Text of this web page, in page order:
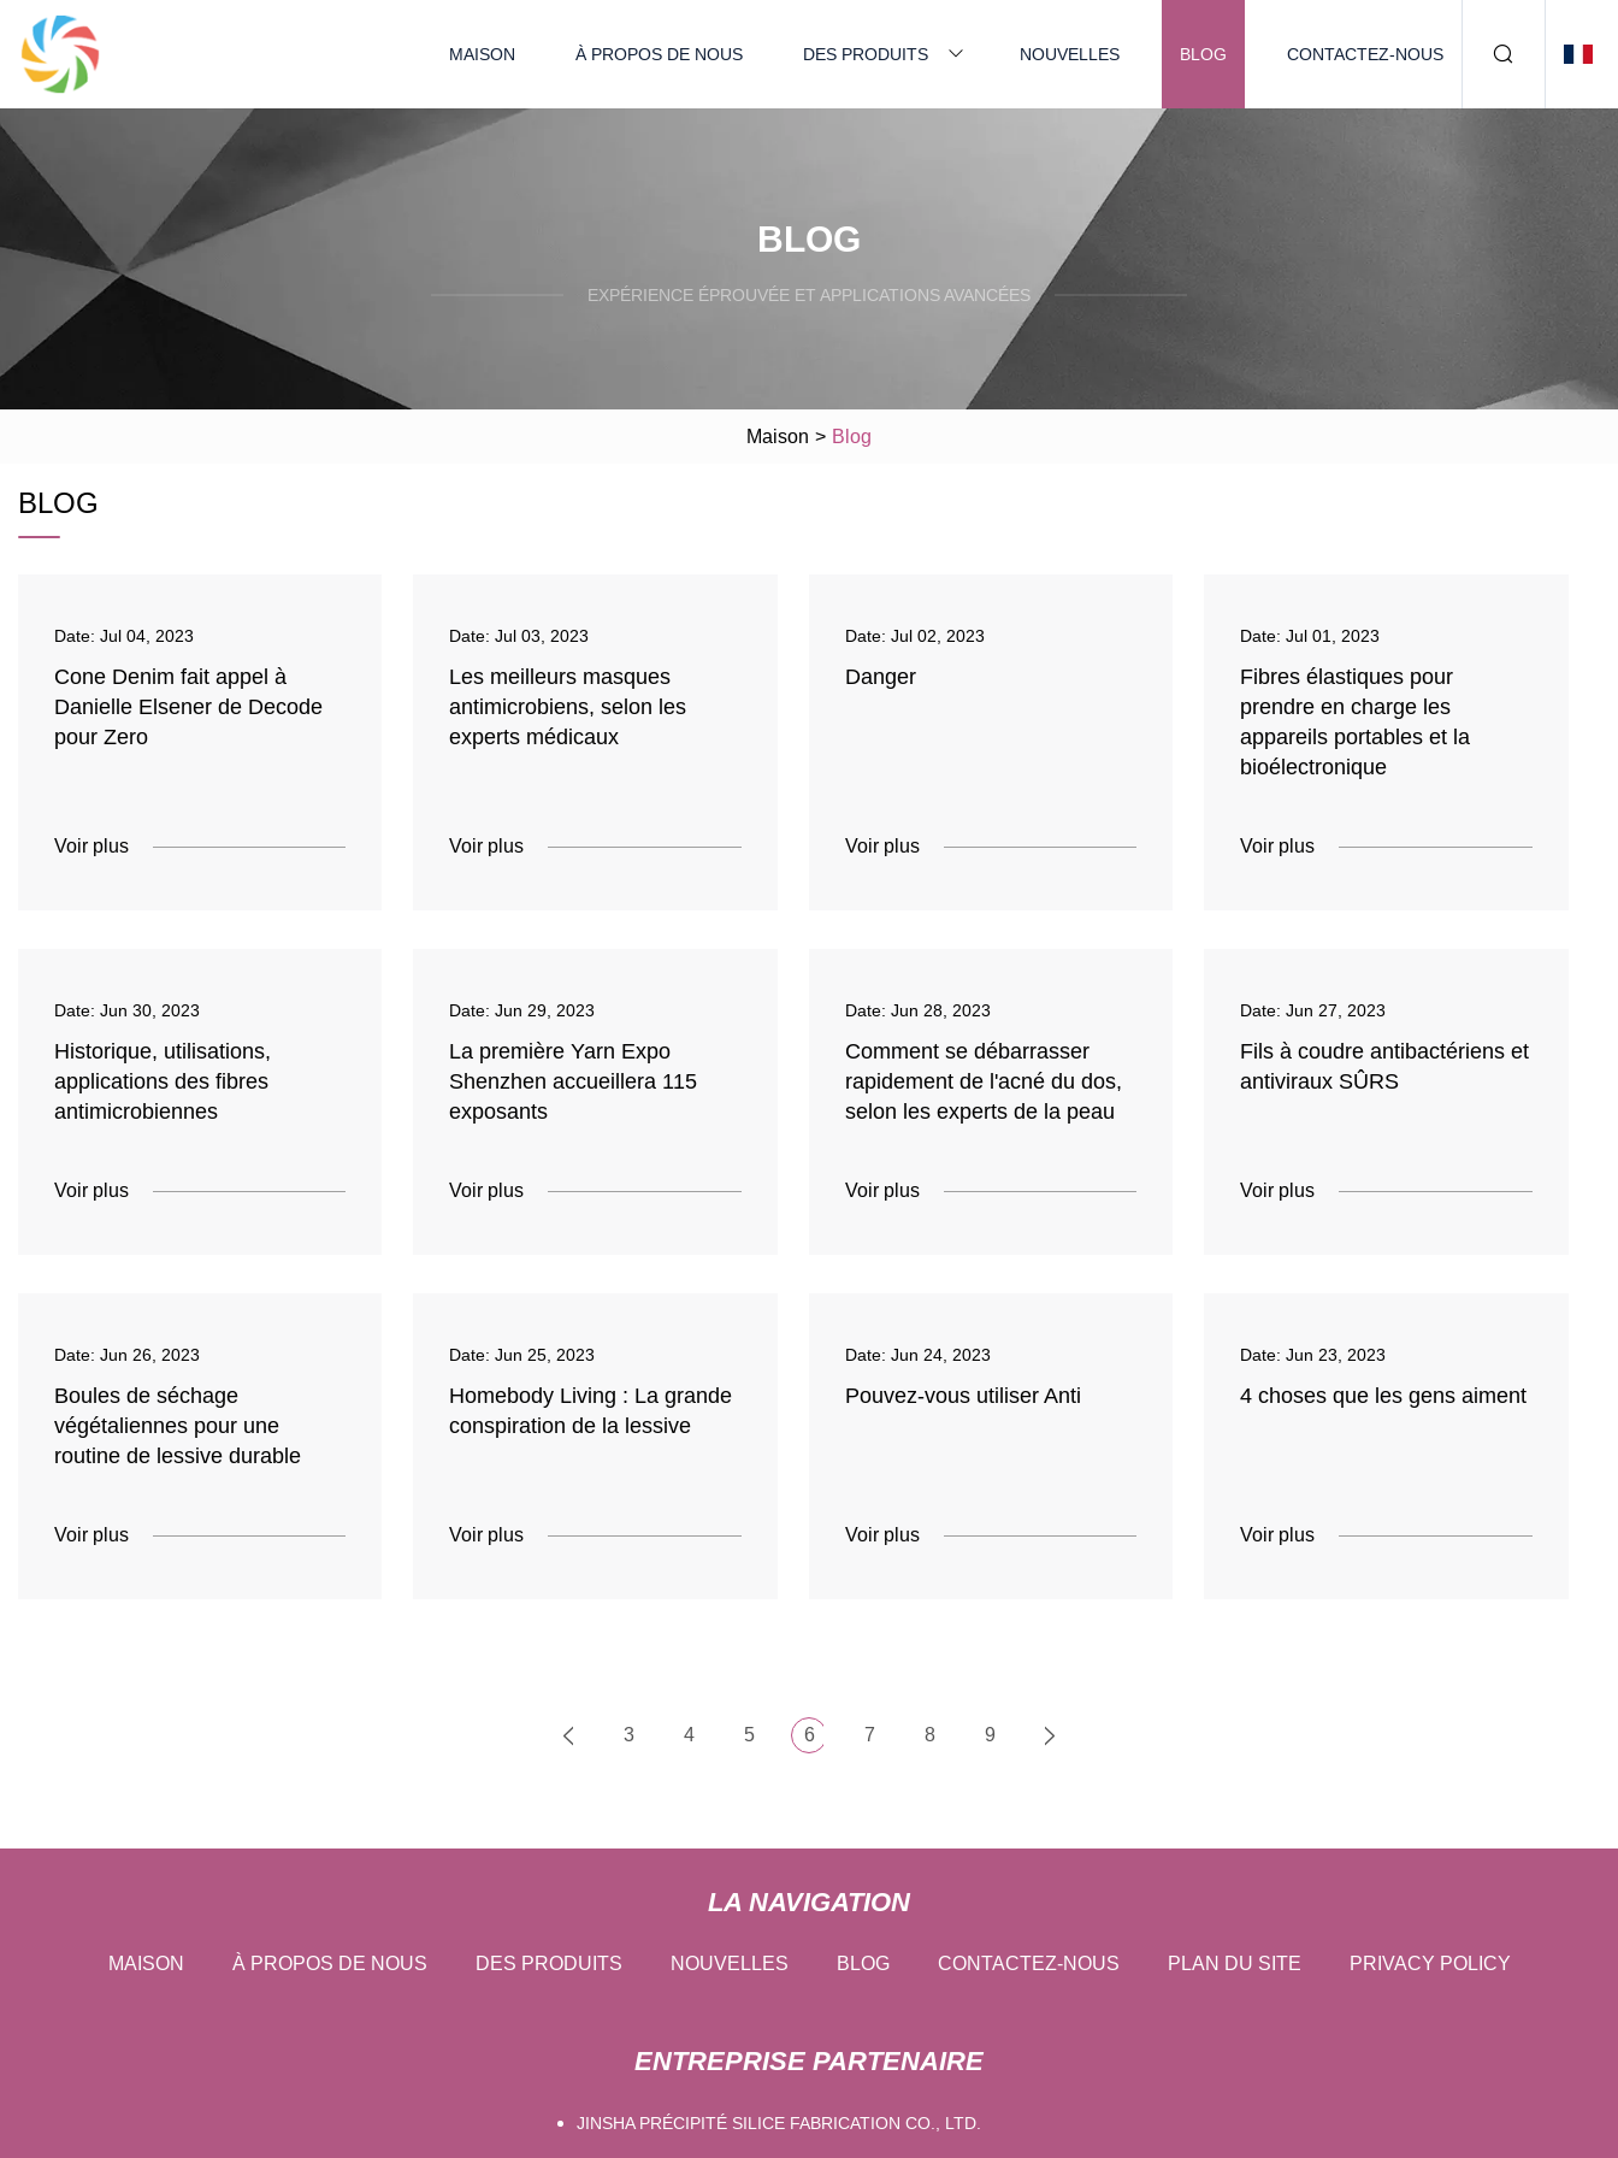
MAISON À PROPOS DE NOUS DES PRODUITS NOUVELLES BLOG CONTACTEZ-NOUS
BLOG
EXPÉRIENCE ÉPROUVÉE ET APPLICATIONS AVANCÉES
Maison > Blog
BLOG
Date: Jul 04, 2023
Cone Denim fait appel à
Danielle Elsener de Decode
pour Zero
Voir plus
Date:Jul 03, 2023
Les meilleurs masques
antimicrobiens, selon les
experts médicaux
Voir plus
Date: Jul 02, 2023
Danger
Voir plus
Date:Jul 01, 2023
Fibres élastiques pour
prendre en charge les
appareils portables et la
bioélectronique
Voir plus
Date: Jun 30, 2023
Historique, utilisations,
applications des fibres
antimicrobiennes
Voir plus
Date:Jun 29, 2023
La première Yarn Expo
Shenzhen accueillera 115
exposants
Voir plus
Date: Jun 28, 2023
Comment se débarrasser
rapidement de l'acné du dos,
selon les experts de la peau
Voir plus
Date:Jun 27, 2023
Fils à coudre antibactériens et
antiviraux SÛRS
Voir plus
Date: Jun 26, 2023
Boules de séchage
végétaliennes pour une
routine de lessive durable
Voir plus
Date:Jun 25, 2023
Homebody Living : La grande
conspiration de la lessive
Voir plus
Date: Jun 24, 2023
Pouvez-vous utiliser Anti
Voir plus
Date:Jun 23, 2023
4 choses que les gens aiment
Voir plus
3 4 5 6 7 8 9
LA NAVIGATION
MAISON À PROPOS DE NOUS DES PRODUITS NOUVELLES BLOG CONTACTEZ-NOUS PLAN DU SITE PRIVACY POLICY
ENTREPRISE PARTENAIRE
JINSHA PRÉCIPITÉ SILICE FABRICATION CO., LTD.